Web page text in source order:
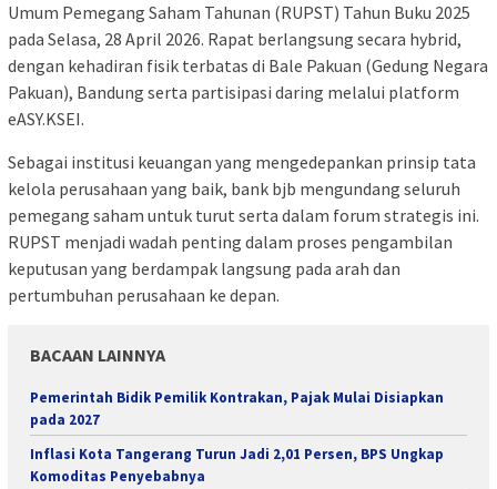
Umum Pemegang Saham Tahunan (RUPST) Tahun Buku 2025
pada Selasa, 28 April 2026. Rapat berlangsung secara hybrid,
dengan kehadiran fisik terbatas di Bale Pakuan (Gedung Negara
Pakuan), Bandung serta partisipasi daring melalui platform
eASY.KSEI.
Sebagai institusi keuangan yang mengedepankan prinsip tata
kelola perusahaan yang baik, bank bjb mengundang seluruh
pemegang saham untuk turut serta dalam forum strategis ini.
RUPST menjadi wadah penting dalam proses pengambilan
keputusan yang berdampak langsung pada arah dan
pertumbuhan perusahaan ke depan.
BACAAN LAINNYA
Pemerintah Bidik Pemilik Kontrakan, Pajak Mulai Disiapkan
pada 2027
Inflasi Kota Tangerang Turun Jadi 2,01 Persen, BPS Ungkap
Komoditas Penyebabnya